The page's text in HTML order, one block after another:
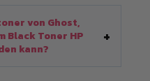
von Ghost,
Black Toner HP
kann?